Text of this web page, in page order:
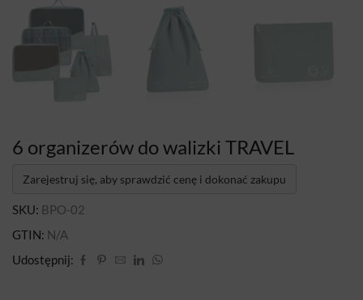
6 organizerów do walizki TRAVEL
Zarejestruj się, aby sprawdzić cenę i dokonać zakupu
SKU: BPO-02
GTIN: N/A
Udostępnij: